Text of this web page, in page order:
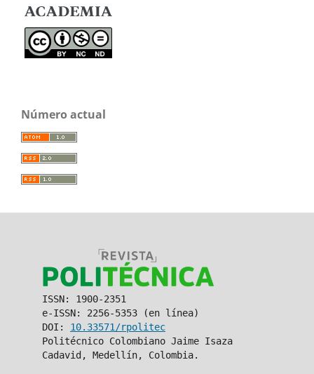
Número actual
ISSN: 1900-2351
e-ISSN: 2256-5353 (en línea)
DOI: 10.33571/rpolitec
Politécnico Colombiano Jaime Isaza
Cadavid, Medellín, Colombia.